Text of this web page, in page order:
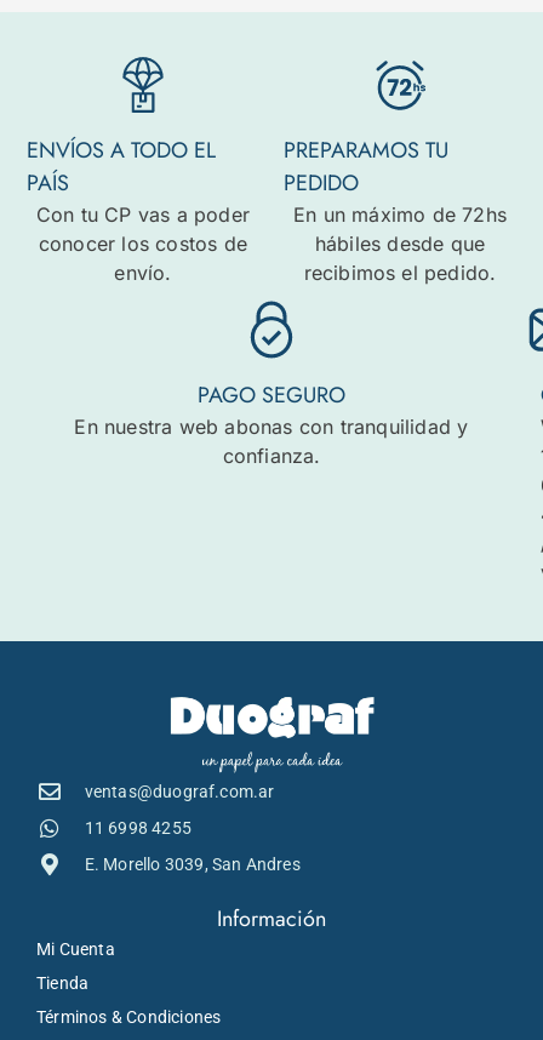
ENVÍOS A TODO EL
PAÍS
Con tu CP vas a poder
conocer los costos de
envío.
PREPARAMOS TU
PEDIDO
En un máximo de 72hs
hábiles desde que
recibimos el pedido.
PAGO SEGURO
En nuestra web abonas con tranquilidad y
confianza.
ventas@duograf.com.ar
11 6998 4255
E. Morello 3039, San Andres
Información
Mi Cuenta
Tienda
Términos & Condiciones